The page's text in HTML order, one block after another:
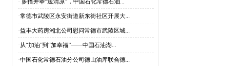
· 多措并举“送清凉”，中国石化常德石油...
·常德市武陵区永安街道新东街社区开展大...
·益丰大药房湘北公司慰问常德市武陵区城...
·从“加油”到“加幸福”——中国石油湖...
·中国石化常德石油分公司德山油库联合德...